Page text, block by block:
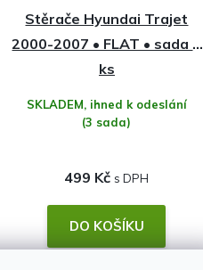
Stěrače Hyundai Trajet
2000-2007 • FLAT • sada 2
ks
SKLADEM, ihned k odeslání
(3 sada)
499 Kč
DO KOŠÍKU